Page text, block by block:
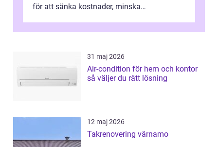
för att sänka kostnader, minska
31 maj 2026
Air-condition för hem och kontor
så väljer du rätt lösning
12 maj 2026
Takrenovering värnamo